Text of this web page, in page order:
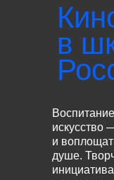
в
искусство
и
душе.